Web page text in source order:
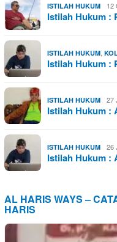
ISTILAH HUKUM 12
Istilah Hukum :
ISTILAH HUKUM,
Istilah Hukum :
ISTILAH HUKUM 27
Istilah Hukum :
ISTILAH HUKUM 26
Istilah Hukum :
AL HARIS WAYS –
HARIS